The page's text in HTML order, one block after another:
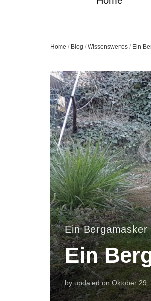
Home / Blog / Wissenswertes / Ein
Ein
Ein
byupdated onOktober 29,